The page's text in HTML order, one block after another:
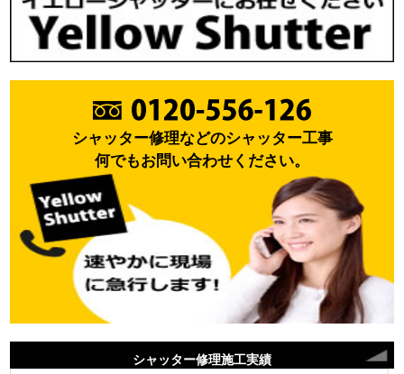
シャッター修理などのシャッター工事
何でもお問い合わせください。
シャッター修理施工実績